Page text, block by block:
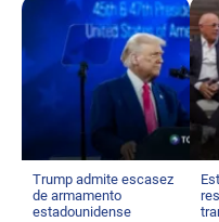
Trump admite escasez
de armamento
estadounidense